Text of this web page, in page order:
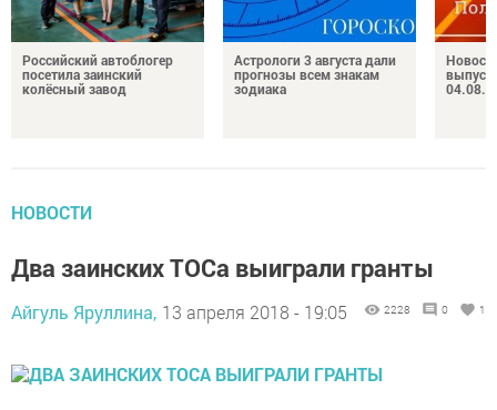
Российский автоблогер
посетила заинский
колёсный завод
Астрологи 3 августа дали
прогнозы всем знакам
зодиака
НОВОСТИ
Два заинских ТОСа выиграли гранты
Айгуль Яруллина, 13 апреля 2018 - 19:05 2228 0 1